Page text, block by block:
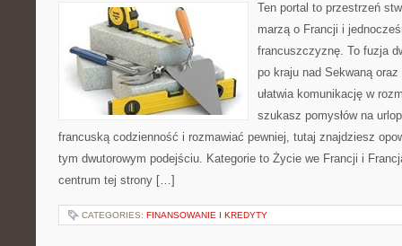
Ten portal to przestrzeń
marzą o Francji i
francuszczyznę. To fuzja
po kraju nad Sekwaną
ułatwia komunikację w
szukasz pomysłów na
francuską codzienność i rozmawiać pewniej, tutaj znajdziesz
tym dwutorowym podejściu. Kategorie to Życie we Francji i
centrum tej strony […]
CATEGORIES: FINANSOWANIE I KREDYTY